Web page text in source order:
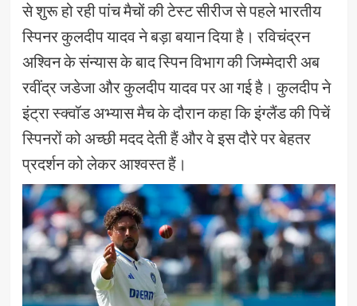
से शुरू हो रही पांच मैचों की टेस्ट सीरीज से पहले भारतीय
स्पिनर कुलदीप यादव ने बड़ा बयान दिया है। रविचंद्रन
अश्विन के संन्यास के बाद स्पिन विभाग की जिम्मेदारी अब
रवींद्र जडेजा और कुलदीप यादव पर आ गई है। कुलदीप ने
इंट्रा स्क्वॉड अभ्यास मैच के दौरान कहा कि इंग्लैंड की पिचें
स्पिनरों को अच्छी मदद देती हैं और वे इस दौरे पर बेहतर
प्रदर्शन को लेकर आश्वस्त हैं।